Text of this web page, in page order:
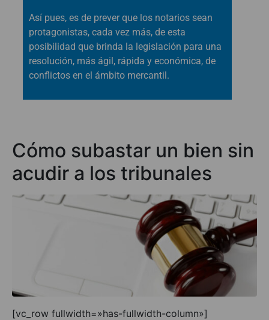
Así pues, es de prever que los notarios sean
protagonistas, cada vez más, de esta
posibilidad que brinda la legislación para una
resolución, más ágil, rápida y económica, de
conflictos en el ámbito mercantil.
Cómo subastar un bien sin
acudir a los tribunales
[vc_row fullwidth=»has-fullwidth-column»]